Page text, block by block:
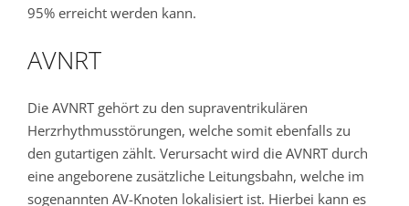
95% erreicht werden kann.
AVNRT
Die AVNRT gehört zu den supraventrikulären
Herzrhythmusstörungen, welche somit ebenfalls zu
den gutartigen zählt. Verursacht wird die AVNRT durch
eine angeborene zusätzliche Leitungsbahn, welche im
sogenannten AV-Knoten lokalisiert ist. Hierbei kann es